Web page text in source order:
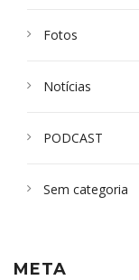
Fotos
Notícias
PODCAST
Sem categoria
META